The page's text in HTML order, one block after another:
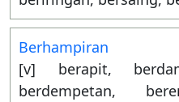
Berhampiran
[v] berapit,
berdempetan,